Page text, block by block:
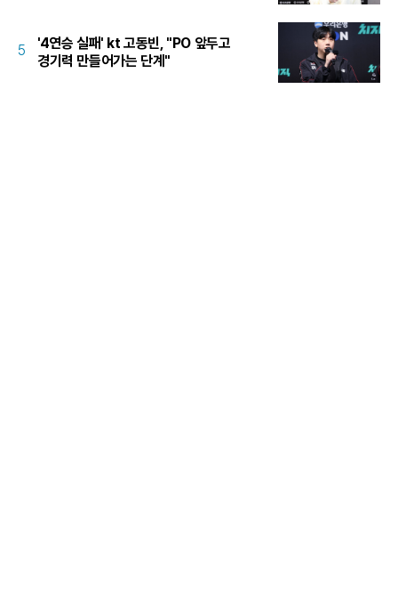
5
'4연승 실패' kt 고동빈, "PO 앞두고
경기력 만들어가는 단계"